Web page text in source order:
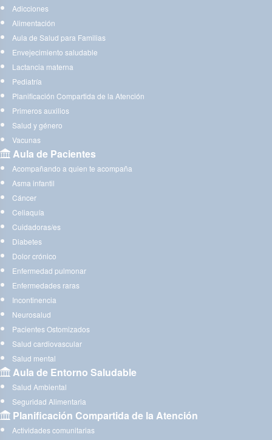
Adicciones
Alimentación
Aula de Salud para Familias
Envejecimiento saludable
Lactancia materna
Pediatría
Planificación Compartida de la Atención
Primeros auxilios
Salud y género
Vacunas
Aula de Pacientes
Acompañando a quien te acompaña
Asma infantil
Cáncer
Celiaquía
Cuidadoras/es
Diabetes
Dolor crónico
Enfermedad pulmonar
Enfermedades raras
Incontinencia
Neurosalud
Pacientes Ostomizados
Salud cardiovascular
Salud mental
Aula de Entorno Saludable
Salud Ambiental
Seguridad Alimentaria
Planificación Compartida de la Atención
Actividades comunitarias